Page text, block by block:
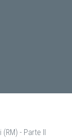
- Parte II